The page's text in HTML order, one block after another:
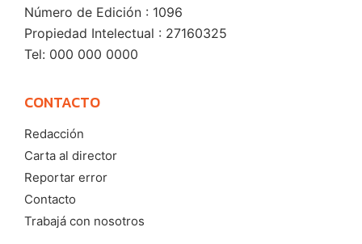
Número de Edición : 1096
Propiedad Intelectual : 27160325
Tel: 000 000 0000
CONTACTO
Redacción
Carta al director
Reportar error
Contacto
Trabajá con nosotros